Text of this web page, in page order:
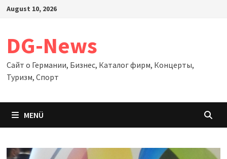
Zum
August 10, 2026
DG-News
Сайт о Германии, Бизнес, Каталог фирм, Концерты,
Туризм, Спорт
MENÜ